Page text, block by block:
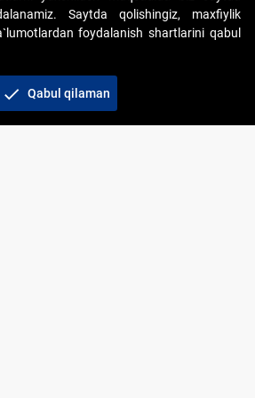
onlayn-auksionlarni
himoyalangan
Saytda qolishingiz, maxfiylik
foydalanish shartlarini qabul
check Qabul qilaman